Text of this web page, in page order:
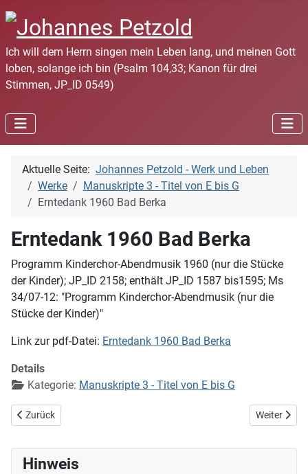
Ich will dem Herrn singen mein Leben lang, und meinen Gott
loben, solange ich bin (Psalm 104,33; Kanon für drei
Stimmen, JP_ID 0549)
Aktuelle Seite: Johannes Petzold - Werk und Leben
Werke
Manuskripte 3 - Titel von E bis G
Erntedank 1960 Bad Berka
Erntedank 1960 Bad Berka
Programm Kinderchor-Abendmusik 1960 (nur die Stücke
der Kinder); JP_ID 2158; enthält JP_ID 1587 bis1595; Ms
34/07-12: "Programm Kinderchor-Abendmusik (nur die
Stücke der Kinder)"
Link zur pdf-Datei: Erntedank 1960 Bad Berka
Details
Kategorie: Manuskripte 3 - Titel von E bis G
Vorheriger Beitrag: Erneure mich, o ewigs Licht (EG 390)
Zurück Nächster
Weiter
Hinweis